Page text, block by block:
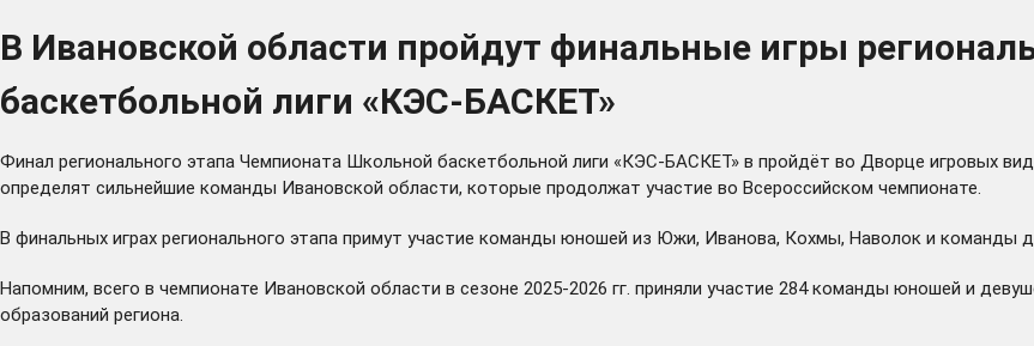
В Ивановской области пройдут финальные игры
баскетбольной лиги «КЭС-БАСКЕТ»
Финал регионального этапа Чемпионата Школьной баскетбольной лиги «КЭС-БАСКЕТ» в пройдёт во Дворце игровых
определят сильнейшие команды Ивановской области, которые продолжат участие во Всероссийском чемпионате.
В финальных играх регионального этапа примут участие команды юношей из Южи, Иванова, Кохмы, Наволок и команды
Напомним, всего в чемпионате Ивановской области в сезоне 2025-2026 гг. приняли участие 284 команды юношей и
образований региона.